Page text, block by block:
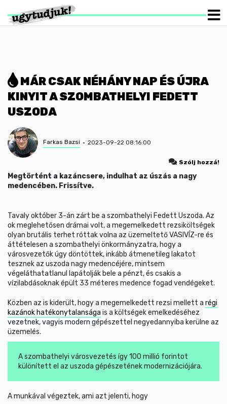
MÁR CSAK NÉHÁNY NAP ÉS ÚJRA
KINYIT A SZOMBATHELYI FEDETT
USZODA
Farkas Bazsi 2023-09-22 08:16:00
Szólj hozzá!
Megtörtént a kazáncsere, indulhat az úszás a nagy
medencében. Frissítve.
Tavaly október 3-án zárt be a szombathelyi Fedett Uszoda. Az
ok meglehetősen drámai volt, a megemelkedett rezsiköltségek
olyan brutális terhet róttak volna az üzemeltető VASIVÍZ-re és
áttételesen a szombathelyi önkormányzatra, hogy a
városvezetők úgy döntöttek, inkább átmenetileg lakatot
tesznek az uszoda nagy medencéjére, mintsem
végeláthatatlanul lapátolják bele a pénzt, és csakis a
vízilabdásoknak épült 33 méteres medence fogad vendégeket.
Közben az is kiderült, hogy a megemelkedett rezsi mellett a régi
kazánok hatékonytalansága is a költségek emelkedéséhez
vezetnek, vagyis modern gépészettel negyedannyiba kerülne az
üzemelés.
A szombathelyi városvezetés így 100 millió forintot
különített el az uszoda gépészetének modernizációjára.
A munkával végeztek, ami azt jelenti, hogy